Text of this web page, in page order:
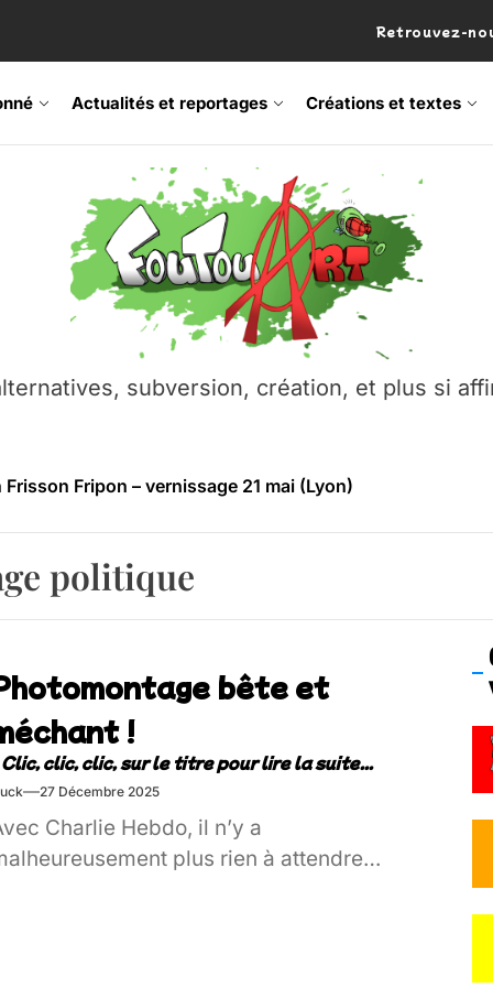
Retrouvez-
Actualités et reportages Créations et textes
subversion, création, et plus si
Fripon – vernissage 21 mai (Lyon)
Festival – Samedi 18 juillet (Vaulx-en-Velin)
– Ŝtono, un livre réalisé par Michaël Moretti & Pierre
contre l’A412 à l’Établi (Haute-Savoie)
Fripon – vernissage 21 mai (Lyon)
Festival – Samedi 18 juillet (Vaulx-en-Velin)
politique
bête et
!
27 Décembre 2025
Charlie Hebdo, il n’y a
plus rien à attendre…